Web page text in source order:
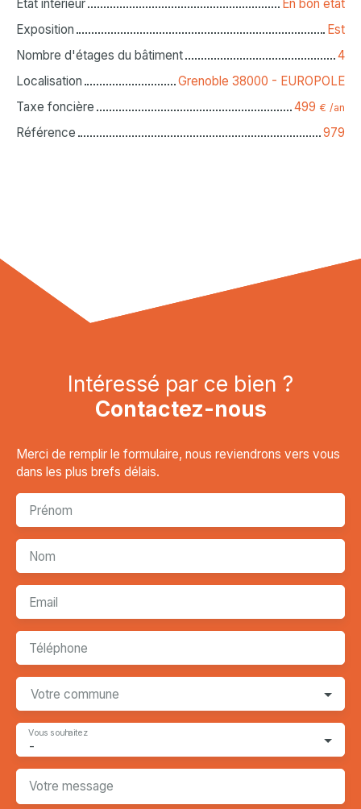
État intérieur
En bon état
Exposition
Est
Nombre d'étages du bâtiment
4
Localisation
Grenoble 38000 - EUROPOLE
Taxe foncière
499 € /an
Référence 979
Intéressé par ce bien ?
Contactez-nous
Merci de remplir le formulaire, nous reviendrons vers vous
dans les plus brefs délais.
Prénom
Nom
Email
Téléphone
Votre commune
-
Vous souhaitez
Votre message